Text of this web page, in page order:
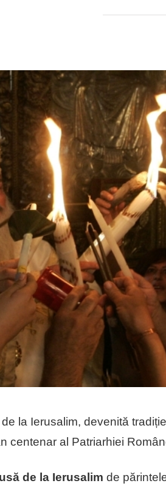
la Ierusalim, devenită
centenar al Patriarhiei
de la Ierusalim de